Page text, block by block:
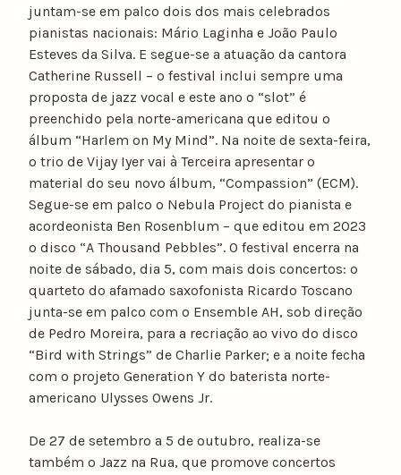
juntam-se em palco dois dos mais celebrados
pianistas nacionais: Mário Laginha e João Paulo
Esteves da Silva. E segue-se a atuação da cantora
Catherine Russell – o festival inclui sempre uma
proposta de jazz vocal e este ano o “slot” é
preenchido pela norte-americana que editou o
álbum “Harlem on My Mind”. Na noite de sexta-feira,
o trio de Vijay Iyer vai à Terceira apresentar o
material do seu novo álbum, “Compassion” (ECM).
Segue-se em palco o Nebula Project do pianista e
acordeonista Ben Rosenblum – que editou em 2023
o disco “A Thousand Pebbles”. O festival encerra na
noite de sábado, dia 5, com mais dois concertos: o
quarteto do afamado saxofonista Ricardo Toscano
junta-se em palco com o Ensemble AH, sob direção
de Pedro Moreira, para a recriação ao vivo do disco
“Bird with Strings” de Charlie Parker; e a noite fecha
com o projeto Generation Y do baterista norte-
americano Ulysses Owens Jr.
De 27 de setembro a 5 de outubro, realiza-se
também o Jazz na Rua, que promove concertos